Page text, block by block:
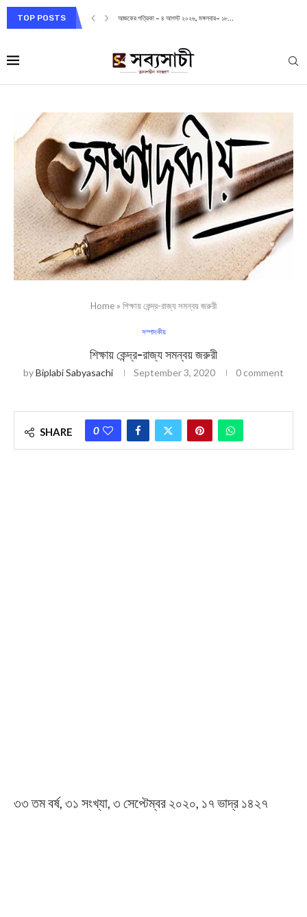
TOP POSTS আজকের পত্রিকা – ৪ আগস্ট ২০২৬, মঙ্গলবার– ১৮...
Home » শিক্ষায় কেন্দ্র-রাজ্য সমন্বয় জরুরী
সম্পাদকীয়
শিক্ষায় কেন্দ্র-রাজ্য সমন্বয় জরুরী
byBiplabi Sabyasachi September 3, 2020 0 comment
SHARE 0
৩৩ তম বর্ষ, ৩১ সংখ্যা, ৩ সেপ্টেম্বর ২০২০, ১৭ ভাদ্র ১৪২৭